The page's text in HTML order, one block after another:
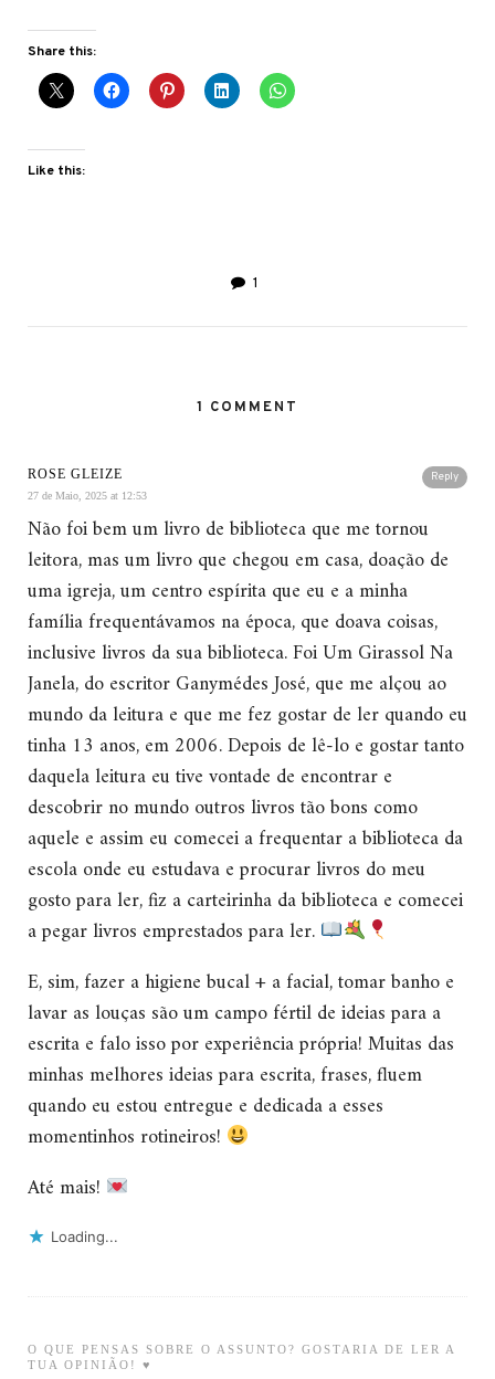
Share this:
Like this:
1
1 COMMENT
Reply
ROSE GLEIZE
27 de Maio, 2025 at 12:53
Não foi bem um livro de biblioteca que me tornou
leitora, mas um livro que chegou em casa, doação de
uma igreja, um centro espírita que eu e a minha
família frequentávamos na época, que doava coisas,
inclusive livros da sua biblioteca. Foi Um Girassol Na
Janela, do escritor Ganymédes José, que me alçou ao
mundo da leitura e que me fez gostar de ler quando eu
tinha 13 anos, em 2006. Depois de lê-lo e gostar tanto
daquela leitura eu tive vontade de encontrar e
descobrir no mundo outros livros tão bons como
aquele e assim eu comecei a frequentar a biblioteca da
escola onde eu estudava e procurar livros do meu
gosto para ler, fiz a carteirinha da biblioteca e comecei
a pegar livros emprestados para ler.
E, sim, fazer a higiene bucal + a facial, tomar banho e
lavar as louças são um campo fértil de ideias para a
escrita e falo isso por experiência própria! Muitas das
minhas melhores ideias para escrita, frases, fluem
quando eu estou entregue e dedicada a esses
momentinhos rotineiros!
Até mais!
Loading...
O QUE PENSAS SOBRE O ASSUNTO? GOSTARIA DE LER A
TUA OPINIÃO! ♥